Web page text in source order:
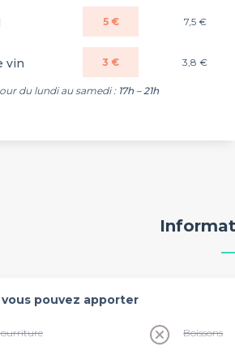
5 € 7,5 €
vin 3 € 3,8 €
du lundi au samedi : 17h – 21h
vous pouvez apporter
Boissons